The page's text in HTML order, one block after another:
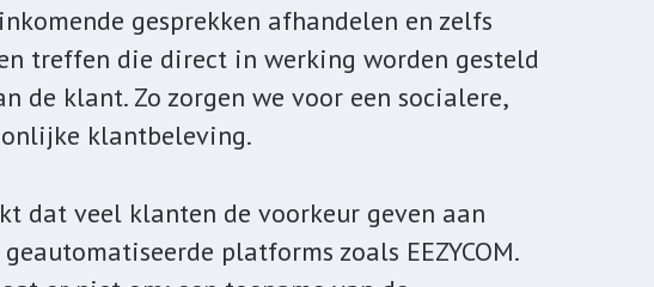
gesprekken afhandelen en zelfs
treffen die direct in werking worden gesteld
de klant. Zo zorgen we voor een socialere,
klantbeleving.
dat veel klanten de voorkeur geven aan
platforms zoals EEZYCOM.